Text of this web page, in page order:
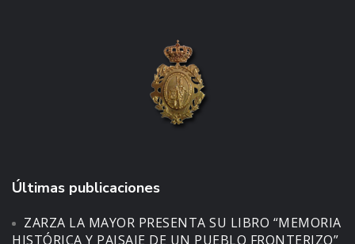
Últimas publicaciones
ZARZA LA MAYOR PRESENTA SU LIBRO “MEMORIA
HISTÓRICA Y PAISAJE DE UN PUEBLO FRONTERIZO”